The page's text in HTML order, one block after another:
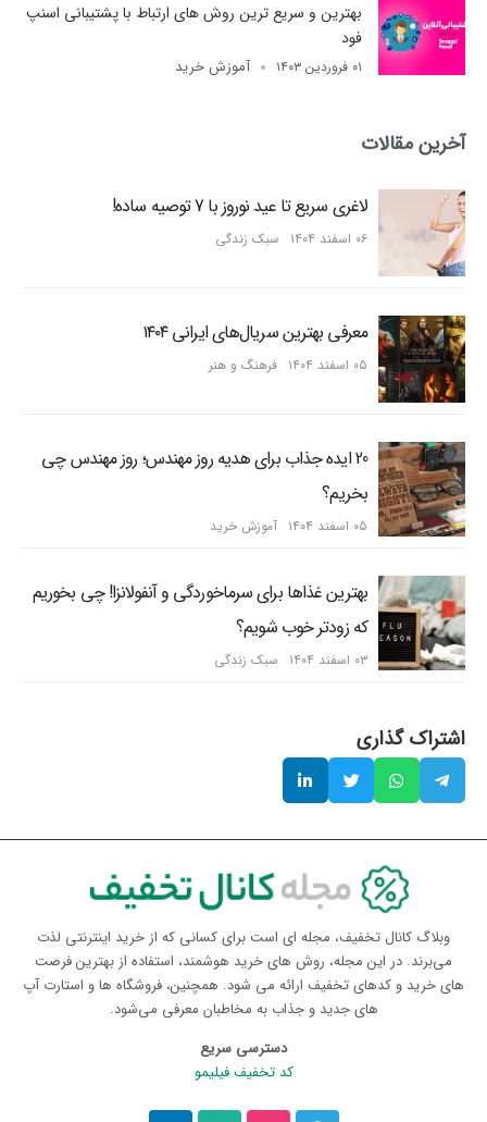
بهترین و سریع ترین روش های ارتباط با پشتیبانی اسنپ
فود
۰۱ فروردین ۱۴۰۳ آموزش خرید
آخرین مقالات
لاغری سریع تا عید نوروز با 7 توصیه ساده!
۰۶ اسفند ۱۴۰۴ سبک زندگی
معرفی بهترین سریال‌های ایرانی ۱۴۰۴
۰۵ اسفند ۱۴۰۴ فرهنگ و هنر
20 ایده جذاب برای هدیه روز مهندس؛ روز مهندس چی
بخریم؟
۰۵ اسفند ۱۴۰۴ آموزش خرید
بهترین غذاها برای سرماخوردگی و آنفولانزا! چی بخوریم
که زودتر خوب شویم؟
۰۳ اسفند ۱۴۰۴ سبک زندگی
اشتراک گذاری
وبلاگ کانال تخفیف، مجله ای است برای کسانی که از خرید اینترنتی لذت
می‌برند. در این مجله، روش های خرید هوشمند، استفاده از بهترین فرصت
های خرید و کدهای تخفیف ارائه می شود. همچنین، فروشگاه ها و استارت آپ
های جدید و جذاب به مخاطبان معرفی می‌شود.
دسترسی سریع
کد تخفیف فیلیمو